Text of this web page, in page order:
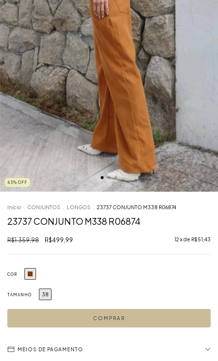
63% OFF
Início CONJUNTOS LONGOS 23737 CONJUNTO M338 R06874
23737 CONJUNTO M338 R06874
R$1.359,98 R$499,99 12 x de R$51,43
COR
TAMANHO 38
MEIOS DE PAGAMENTO